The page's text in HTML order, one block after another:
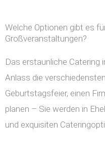
Welche Optionen gibt es
Großveranstaltungen?
Das erstaunliche Catering
Anlass die
Geburtstagsfeier, einen
planen – Sie werden in
und exquisiten